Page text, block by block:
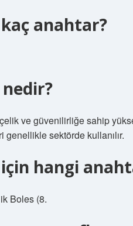
anahtar?
ve güvenilirliğe sahip
sektörde kullanılır.
hangi
Boles (8.